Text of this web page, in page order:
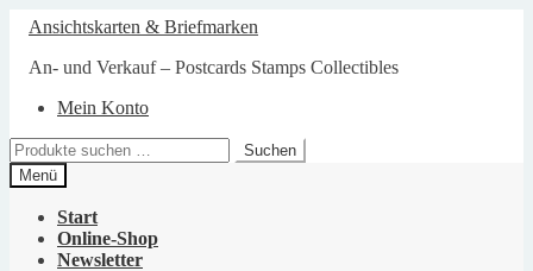
Zur
Navigation
springen
Zum
Inhalt
springen
Ansichtskarten & Briefmarken
An- und Verkauf – Postcards Stamps Collectibles
Mein Konto
Suchen
nach:
Suchen
Menü
Start
Online-Shop
Newsletter